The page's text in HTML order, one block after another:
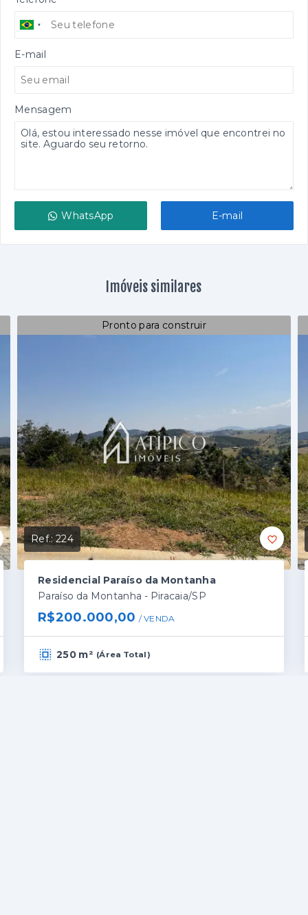
E-mail
Mensagem
WhatsApp E-mail
Imóveis similares
Pronto para construir
Ref.:224
Residencial Paraíso da Montanha
Paraíso da Montanha - Piracaia/SP
R$200.000,00 / VENDA
250 m² (Área Total)